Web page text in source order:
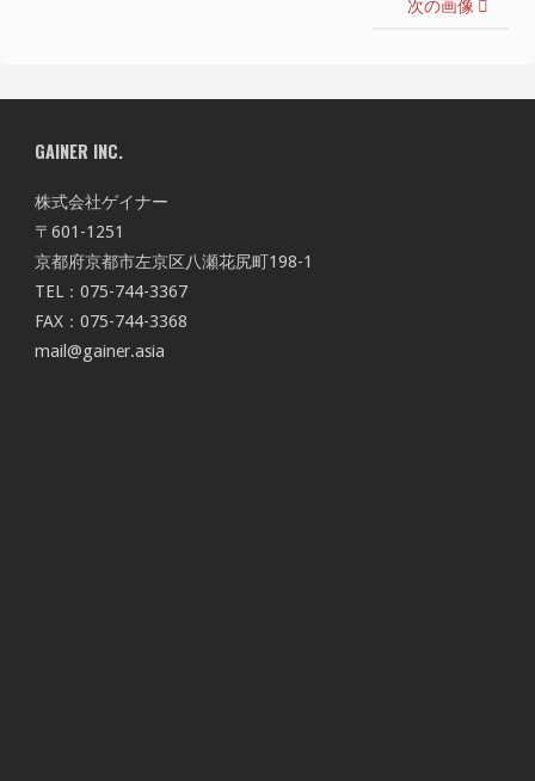
次の画像
GAINER INC.
株式会社ゲイナー
〒601-1251
京都府京都市左京区八瀬花尻町198-1
TEL：075-744-3367
FAX：075-744-3368
mail@gainer.asia